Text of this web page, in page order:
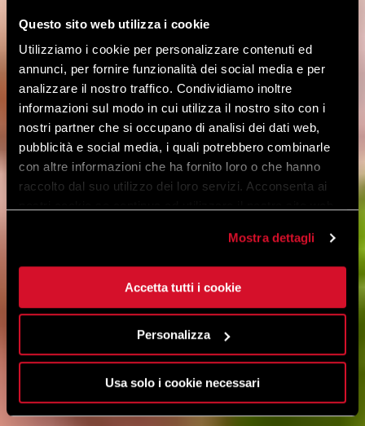
Questo sito web utilizza i cookie
Utilizziamo i cookie per personalizzare contenuti ed
annunci, per fornire funzionalità dei social media e per
analizzare il nostro traffico. Condividiamo inoltre
informazioni sul modo in cui utilizza il nostro sito con i
nostri partner che si occupano di analisi dei dati web,
pubblicità e social media, i quali potrebbero combinarle
con altre informazioni che ha fornito loro o che hanno
raccolto dal suo utilizzo dei loro servizi. Acconsenta ai
Mostra dettagli
Accetta tutti i cookie
Personalizza
Usa solo i cookie necessari